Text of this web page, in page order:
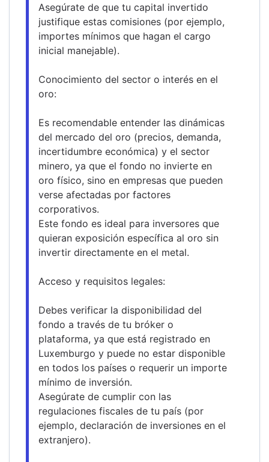
Asegúrate de que tu capital invertido
justifique estas comisiones (por ejemplo,
importes mínimos que hagan el cargo
inicial manejable).
Conocimiento del sector o interés en el
oro:
Es recomendable entender las dinámicas
del mercado del oro (precios, demanda,
incertidumbre económica) y el sector
minero, ya que el fondo no invierte en
oro físico, sino en empresas que pueden
verse afectadas por factores
corporativos.
Este fondo es ideal para inversores que
quieran exposición específica al oro sin
invertir directamente en el metal.
Acceso y requisitos legales:
Debes verificar la disponibilidad del
fondo a través de tu bróker o
plataforma, ya que está registrado en
Luxemburgo y puede no estar disponible
en todos los países o requerir un importe
mínimo de inversión.
Asegúrate de cumplir con las
regulaciones fiscales de tu país (por
ejemplo, declaración de inversiones en el
extranjero).